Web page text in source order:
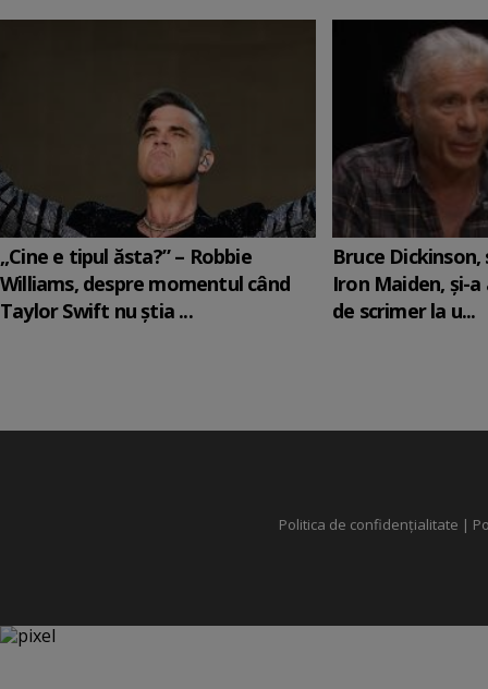
„Cine e tipul ăsta?” – Robbie
Williams, despre momentul când
Taylor Swift nu știa ...
Bruce
Iron Maiden, şi-
de scrimer la u...
Politica de confidențialitate |